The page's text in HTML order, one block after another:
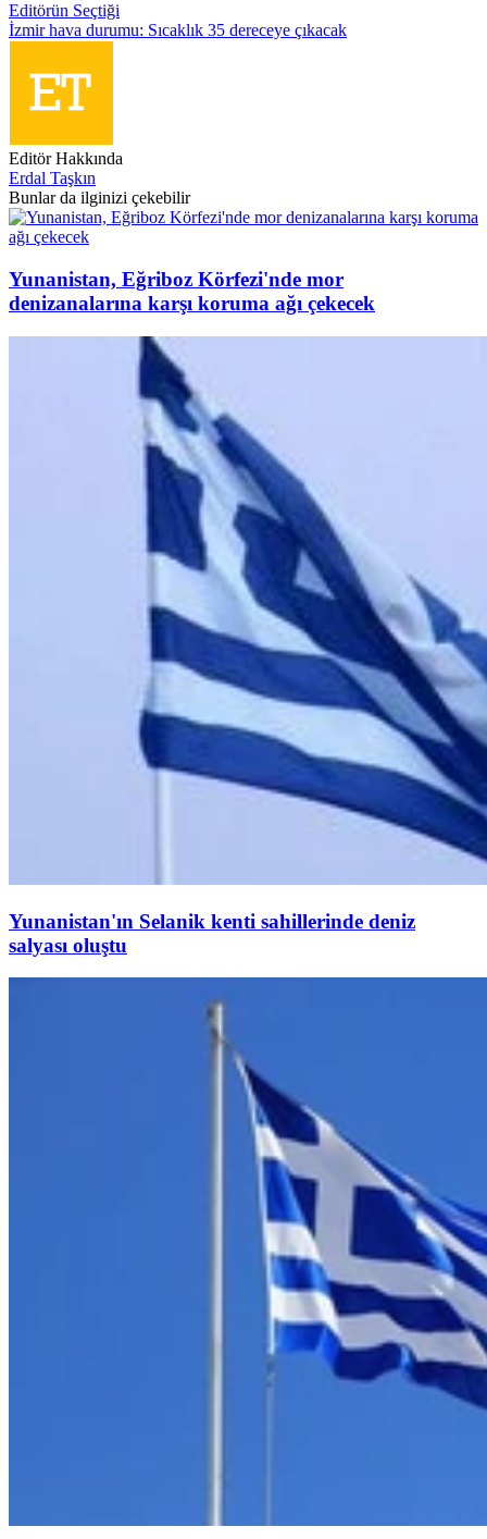
Editörün Seçtiği
İzmir hava durumu: Sıcaklık 35 dereceye çıkacak
Editör Hakkında
Erdal Taşkın
Bunlar da ilginizi çekebilir
Yunanistan, Eğriboz Körfezi'nde mor
denizanalarına karşı koruma ağı çekecek
Yunanistan'ın Selanik kenti sahillerinde deniz
salyası oluştu